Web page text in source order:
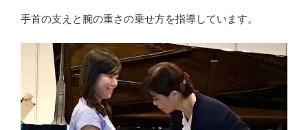
手首の支えと腕の重さの乗せ方を指導しています。